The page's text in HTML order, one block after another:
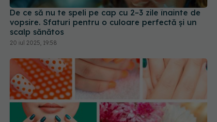
scalp sănătos
20 iul 2025, 19:58